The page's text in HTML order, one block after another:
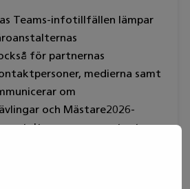
Teams-infotillfällen lämpar
för partnernas
medierna samt
om
och Mästare2026-
representanter